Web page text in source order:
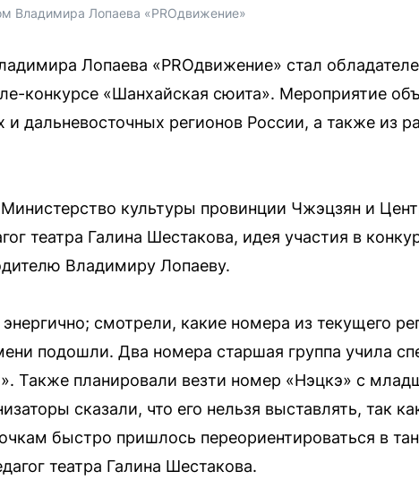
Владимира Лопаева «PROдвижение»
Лопаева «PROдвижение» стал
конкурсе «Шанхайская сюита». Мероприятие
и дальневосточных регионов России, а также из
культуры провинции Чжэцзян и
театра Галина Шестакова, идея участия в
Владимиру Лопаеву.
смотрели, какие номера из текущего
подошли. Два номера старшая группа учила
Также планировали везти номер «Нэцкэ» с
сказали, что его нельзя выставлять, так
быстро пришлось переориентироваться в
театра Галина Шестакова.